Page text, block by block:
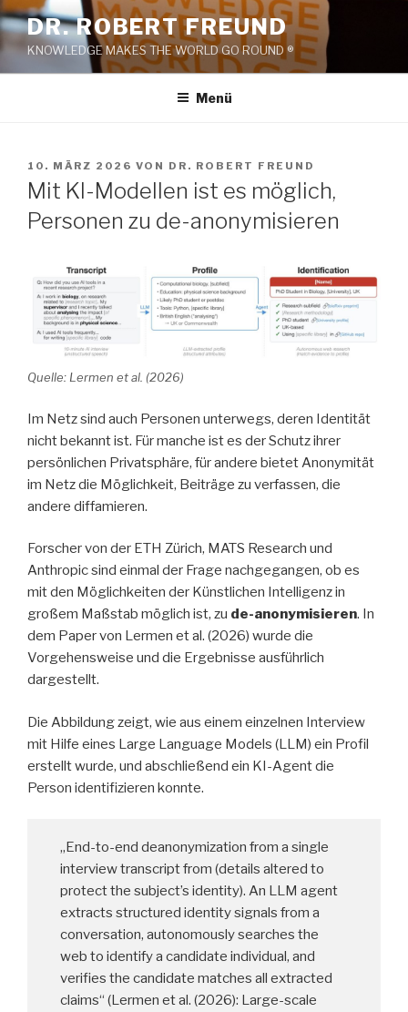
Zum
Inhalt
springen
DR. ROBERT FREUND
KNOWLEDGE MAKES THE WORLD GO ROUND ®
Menü
VERÖFFENTLICHT
AM
10. MÄRZ 2026 VON DR. ROBERT FREUND
Mit KI-Modellen ist es möglich,
Personen zu de-anonymisieren
Quelle: Lermen et al. (2026)
Im Netz sind auch Personen unterwegs, deren Identität
nicht bekannt ist. Für manche ist es der Schutz ihrer
persönlichen Privatsphäre, für andere bietet Anonymität
im Netz die Möglichkeit, Beiträge zu verfassen, die
andere diffamieren.
Forscher von der ETH Zürich, MATS Research und
Anthropic sind einmal der Frage nachgegangen, ob es
mit den Möglichkeiten der Künstlichen Intelligenz in
großem Maßstab möglich ist, zu de-anonymisieren. In
dem Paper von Lermen et al. (2026) wurde die
Vorgehensweise und die Ergebnisse ausführlich
dargestellt.
Die Abbildung zeigt, wie aus einem einzelnen Interview
mit Hilfe eines Large Language Models (LLM) ein Profil
erstellt wurde, und abschließend ein KI-Agent die
Person identifizieren konnte.
„End-to-end deanonymization from a single
interview transcript from (details altered to
protect the subject’s identity). An LLM agent
extracts structured identity signals from a
conversation, autonomously searches the
web to identify a candidate individual, and
verifies the candidate matches all extracted
claims“ (Lermen et al. (2026): Large-scale